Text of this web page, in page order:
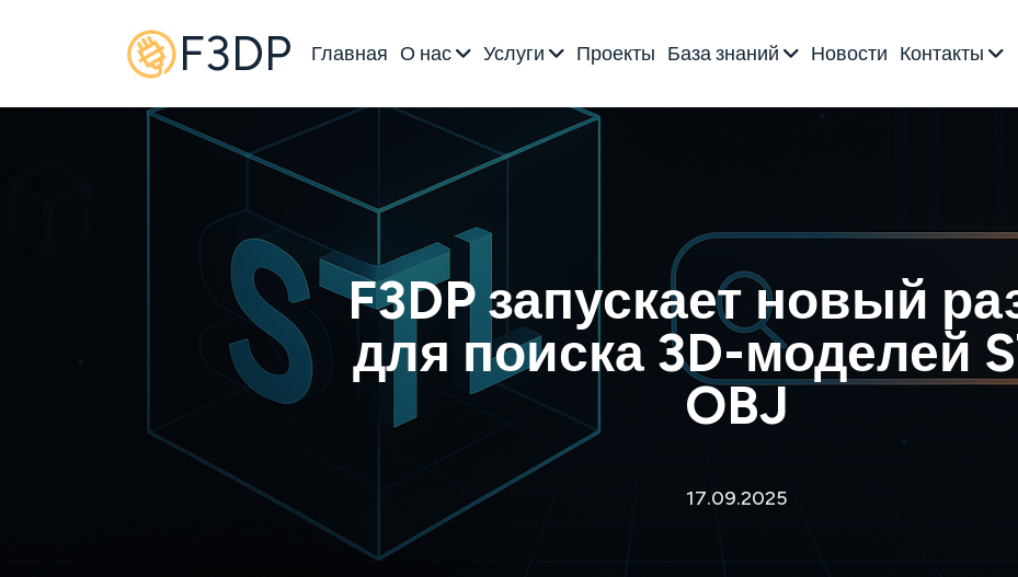
F3DP Главная О нас Услуги Проекты База знаний Новости Контакты
F3DP запускает новый
для поиска 3D-моделей
OBJ
17.09.2025